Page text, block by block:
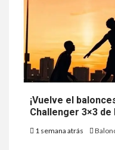
¡Vuelve el
Challenger 3×3 de
1 semana atrás